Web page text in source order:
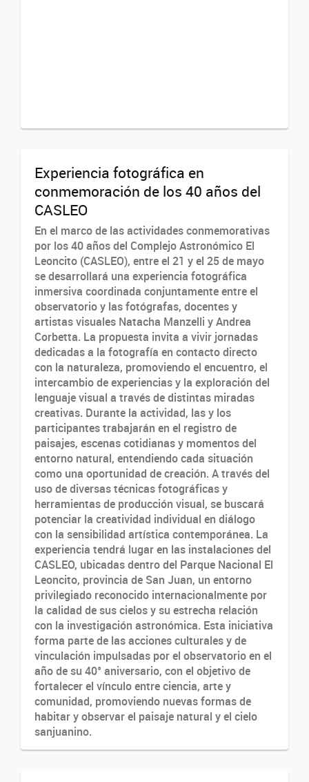
Experiencia fotográfica en
conmemoración de los 40 años del
CASLEO
En el marco de las actividades conmemorativas
por los 40 años del Complejo Astronómico El
Leoncito (CASLEO), entre el 21 y el 25 de mayo
se desarrollará una experiencia fotográfica
inmersiva coordinada conjuntamente entre el
observatorio y las fotógrafas, docentes y
artistas visuales Natacha Manzelli y Andrea
Corbetta. La propuesta invita a vivir jornadas
dedicadas a la fotografía en contacto directo
con la naturaleza, promoviendo el encuentro, el
intercambio de experiencias y la exploración del
lenguaje visual a través de distintas miradas
creativas. Durante la actividad, las y los
participantes trabajarán en el registro de
paisajes, escenas cotidianas y momentos del
entorno natural, entendiendo cada situación
como una oportunidad de creación. A través del
uso de diversas técnicas fotográficas y
herramientas de producción visual, se buscará
potenciar la creatividad individual en diálogo
con la sensibilidad artística contemporánea. La
experiencia tendrá lugar en las instalaciones del
CASLEO, ubicadas dentro del Parque Nacional El
Leoncito, provincia de San Juan, un entorno
privilegiado reconocido internacionalmente por
la calidad de sus cielos y su estrecha relación
con la investigación astronómica. Esta iniciativa
forma parte de las acciones culturales y de
vinculación impulsadas por el observatorio en el
año de su 40° aniversario, con el objetivo de
fortalecer el vínculo entre ciencia, arte y
comunidad, promoviendo nuevas formas de
habitar y observar el paisaje natural y el cielo
sanjuanino.